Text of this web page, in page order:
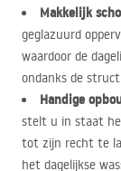
Makkelijk
geglazuurd
waardoor de
ondanks de
Handige
stelt u in staat
tot zijn recht te
het dagelijkse